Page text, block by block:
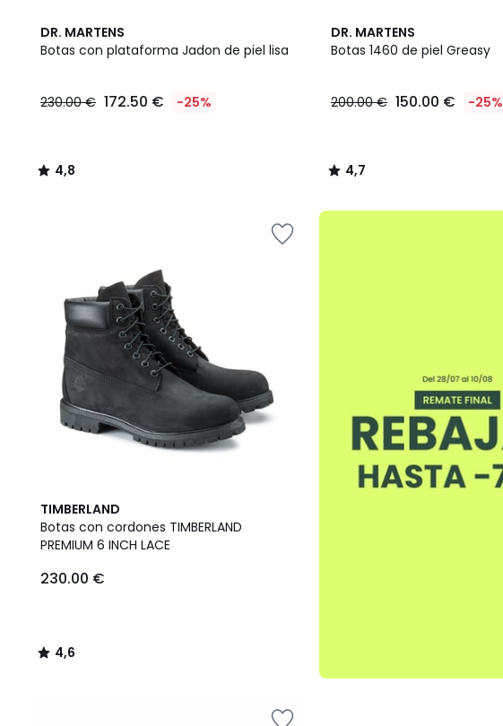
DR. MARTENS
Botas con plataforma Jadon de piel lisa
€
230.00
230.00 € 172.50 € -25%
4,8
/ 5
4,8
/
DR. MARTENS
Botas 1460 de piel Greasy
200.00 € 150.00 € -25%
4,7
/ 5
4,7
/
TIMBERLAND
Botas con cordones TIMBERLAND
PREMIUM 6 INCH LACE
230.00 €
4,6
/ 5
4,6
/
.